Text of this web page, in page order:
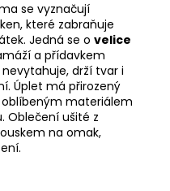
se vyznačují
které zabraňuje
Jedná se o velice
a přídavkem
drží tvar i
Úplet má přirozený
oblíbeným materiálem
Oblečení ušité z
na omak,